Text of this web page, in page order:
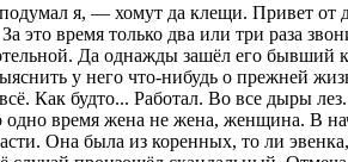
я, — хомут да клещи. Привет от
это время только два или три раза
Да однажды зашёл его бывший
у него что-нибудь о прежней
Как будто... Работал. Во все дыры
время жена не жена, женщина. В
Она была из коренных, то ли